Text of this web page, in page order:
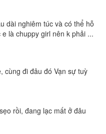
dài nghiêm túc và có thể hỗ
là chuppy girl nên k phải ...
cùng đi đâu đó Vạn sự tuỳ
rồi, đang lạc mất ở đâu